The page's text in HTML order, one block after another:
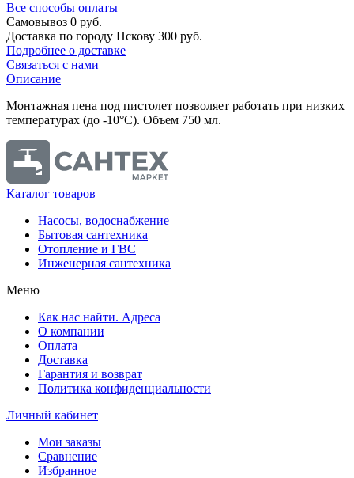
Все способы оплаты
Самовывоз 0 руб.
Доставка по городу Пскову 300 руб.
Подробнее о доставке
Связаться с нами
Описание
Монтажная пена под пистолет позволяет работать при низких
температурах (до -10°C). Объем 750 мл.
Каталог товаров
Насосы, водоснабжение
Бытовая сантехника
Отопление и ГВС
Инженерная сантехника
Меню
Как нас найти. Адреса
О компании
Оплата
Доставка
Гарантия и возврат
Политика конфиденциальности
Личный кабинет
Мои заказы
Сравнение
Избранное